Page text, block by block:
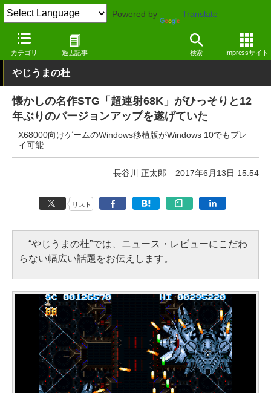
Powered by Translate
カテゴリ 過去記事 検索 Impressサイト
窓の杜 エンタメ ゲーム
やじうまの杜
懐かしの名作STG「超連射68K」がひっそりと12
年ぶりのバージョンアップを遂げていた
X68000向けゲームのWindows移植版がWindows 10でもプレ
イ可能
長谷川 正太郎 2017年6月13日 15:54
リスト
“やじうまの杜”では、ニュース・レビューにこだわ
らない幅広い話題をお伝えします。